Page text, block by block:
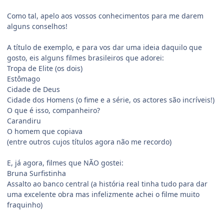
Como tal, apelo aos vossos conhecimentos para me darem
alguns conselhos!
A título de exemplo, e para vos dar uma ideia daquilo que
gosto, eis alguns filmes brasileiros que adorei:
Tropa de Elite (os dois)
Estômago
Cidade de Deus
Cidade dos Homens (o fime e a série, os actores são incríveis!)
O que é isso, companheiro?
Carandiru
O homem que copiava
(entre outros cujos títulos agora não me recordo)
E, já agora, filmes que NÃO gostei:
Bruna Surfistinha
Assalto ao banco central (a história real tinha tudo para dar
uma excelente obra mas infelizmente achei o filme muito
fraquinho)